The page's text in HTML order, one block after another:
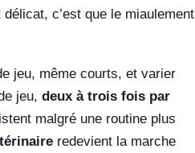
c’est que le miaulement
jeu, même courts, et varier
jeu, deux à trois fois par
malgré une routine plus
redevient la marche